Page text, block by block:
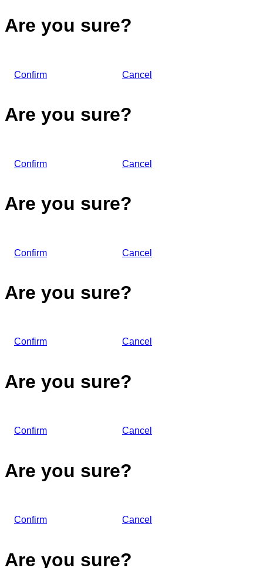
Are you sure?
Confirm Cancel
Are you sure?
Confirm Cancel
Are you sure?
Confirm Cancel
Are you sure?
Confirm Cancel
Are you sure?
Confirm Cancel
Are you sure?
Confirm Cancel
Are you sure?